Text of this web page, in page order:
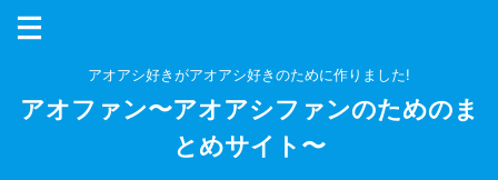
アオアシ好きがアオアシ好きのために作りました!
アオファン〜アオアシファンのためのま
とめサイト〜